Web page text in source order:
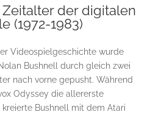
der digitalen
(1972-1983)
Videospielgeschichte wurde
Bushnell durch gleich zwei
nach vorne gepusht. Während
Odyssey die allererste
Bushnell mit dem Atari